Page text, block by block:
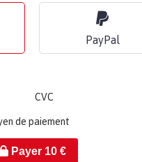
PayPal
CVC
de paiement
Payer 10€